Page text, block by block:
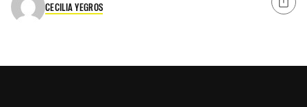
CECILIA YEGROS